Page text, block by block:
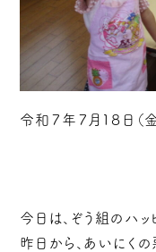
令和７年７月１８日（金
今日は、ぞう組のハ
昨日から、あいにく